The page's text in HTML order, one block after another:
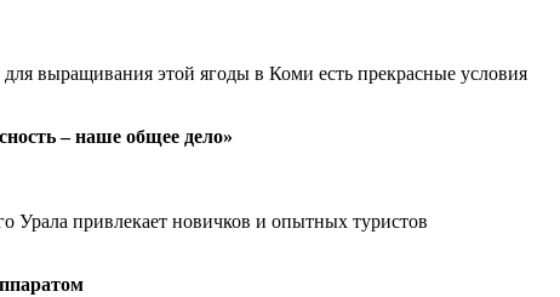
выращивания этой ягоды в Коми есть прекрасные условия
– наше общее дело»
Урала привлекает новичков и опытных туристов